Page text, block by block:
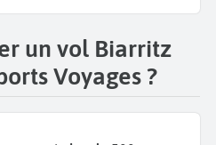
un vol Biarritz
Voyages ?